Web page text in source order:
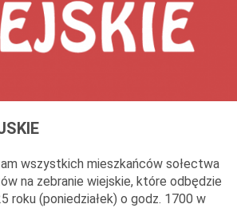
wszystkich mieszkańców sołectwa
na zebranie wiejskie, które odbędzie
roku (poniedziałek) o godz. 1700 w